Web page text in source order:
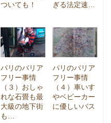
ついても！
ぎる法定速…
パリのバリア
フリー事情
（３）おしゃ
れな石畳も最
大級の地下街
も…
パリのバリア
フリー事情
（４）車いす
やベビーカー
に優しいバス